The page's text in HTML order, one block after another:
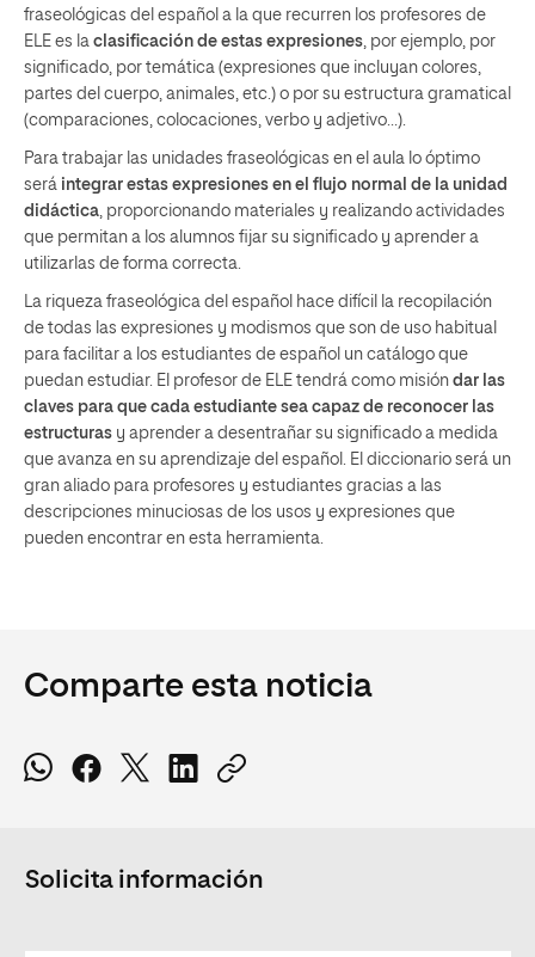
fraseológicas del español a la que recurren los profesores de
ELE es la clasificación de estas expresiones, por ejemplo, por
significado, por temática (expresiones que incluyan colores,
partes del cuerpo, animales, etc.) o por su estructura gramatical
(comparaciones, colocaciones, verbo y adjetivo…).
Para trabajar las unidades fraseológicas en el aula lo óptimo
será integrar estas expresiones en el flujo normal de la unidad
didáctica, proporcionando materiales y realizando actividades
que permitan a los alumnos fijar su significado y aprender a
utilizarlas de forma correcta.
La riqueza fraseológica del español hace difícil la recopilación
de todas las expresiones y modismos que son de uso habitual
para facilitar a los estudiantes de español un catálogo que
puedan estudiar. El profesor de ELE tendrá como misión dar las
claves para que cada estudiante sea capaz de reconocer las
estructuras y aprender a desentrañar su significado a medida
que avanza en su aprendizaje del español. El diccionario será un
gran aliado para profesores y estudiantes gracias a las
descripciones minuciosas de los usos y expresiones que
pueden encontrar en esta herramienta.
Comparte esta noticia
Solicita información